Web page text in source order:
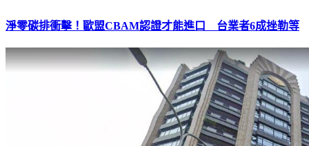
淨零碳排衝擊！歐盟CBAM認證才能進口 台業者6成挫勒等